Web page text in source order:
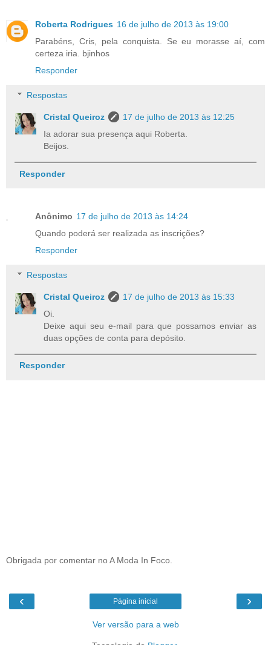
Roberta Rodrigues 16 de julho de 2013 às 19:00
Parabéns, Cris, pela conquista. Se eu morasse aí, com
certeza iria. bjinhos
Responder
Respostas
Cristal Queiroz
17 de julho de 2013 às 12:25
Ia adorar sua presença aqui Roberta.
Beijos.
Responder
Anônimo 17 de julho de 2013 às 14:24
Quando poderá ser realizada as inscrições?
Responder
Respostas
Cristal Queiroz
17 de julho de 2013 às 15:33
Oi.
Deixe aqui seu e-mail para que possamos enviar as
duas opções de conta para depósito.
Responder
Obrigada por comentar no A Moda In Foco.
‹ ›
Página inicial
Ver versão para a web